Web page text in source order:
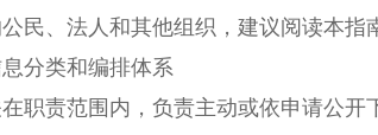
民、法人和其他组织，建议阅读本指
类和编排体系
责范围内，负责主动或依申请公开